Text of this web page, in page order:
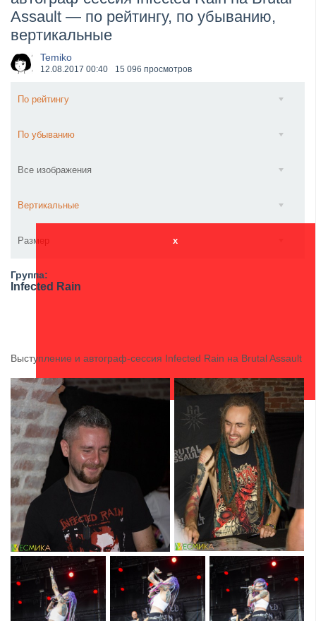
​Wacken Open Air 2027 объявил новую волну участ...
Assault — по рейтингу, по убыванию,
вертикальные
Temiko
12.08.2017 00:40 15 096 просмотров
По рейтингу
По убыванию
Все изображения
Вертикальные
Размер x
Группа:
Infected Rain
Выступление и автограф-сессия Infected Rain на Brutal Assault